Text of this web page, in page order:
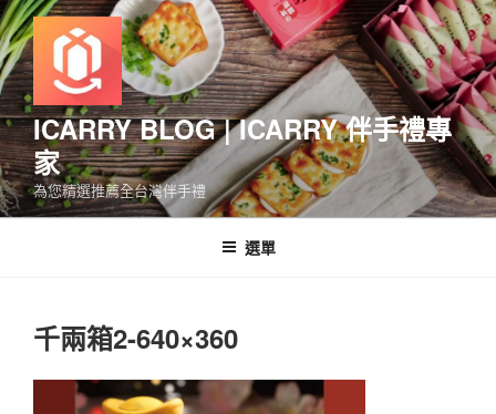
跳
至
主
要
內
容
ICARRY BLOG | ICARRY 伴手禮專
家
為您精選推薦全台灣伴手禮
選單
千兩箱2-640×360